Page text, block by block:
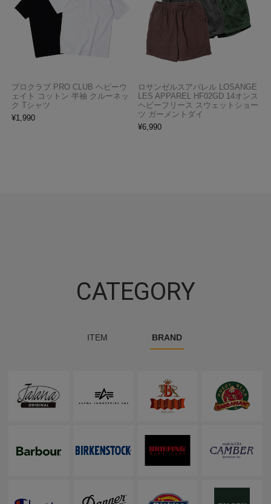
プロクラブ PRO CLUB ヘビーウ
ェイト コットン 半袖 クルーネッ
ク Tシャツ
¥1,990
ロサンゼルスアパレル LOSANGE
LES APPAREL HF02GD 14オンス
ヘビーフリース スウェットショー
ツ ガーメントダイ
¥6,990
CATEGORY
ITEM BRAND